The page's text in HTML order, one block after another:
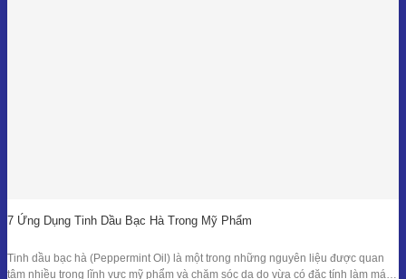
7 Ứng Dụng Tinh Dầu Bạc Hà Trong Mỹ Phẩm
Tinh dầu bạc hà (Peppermint Oil) là một trong những nguyên liệu được quan
tâm nhiều trong lĩnh vực mỹ phẩm và chăm sóc da do vừa có đặc tính làm mát